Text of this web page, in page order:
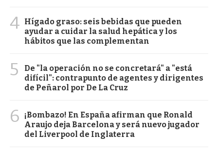
4 Hígado graso: seis bebidas que pueden
ayudar a cuidar la salud hepática y los
hábitos que las complementan
5
De "la operación no se concretará" a "está
difícil": contrapunto de agentes y dirigentes
de Peñarol por De La Cruz
6
¡Bombazo! En España afirman que Ronald
Araujo deja Barcelona y será nuevo jugador
del Liverpool de Inglaterra